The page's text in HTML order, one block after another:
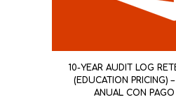
10-YEAR AUDIT LOG
(EDUCATION PRICING)
ANUAL CON